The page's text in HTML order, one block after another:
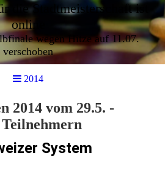
die Stadtmeisterschaft ist
online
wegen Hitze auf 11.07.
verschoben
2014
2014 vom 29.5. -
System